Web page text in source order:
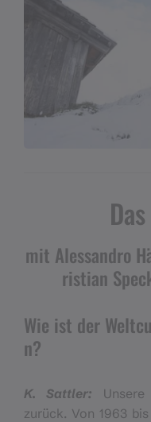
mit Alessandro
ristian
Wie ist der
n?
K. Sattler:
zurück. Von 1963